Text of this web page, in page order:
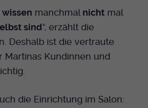
manchmal nicht mal
sind“, erzählt die
Deshalb ist die vertraute
Martinas Kundinnen und
die Einrichtung im Salon: